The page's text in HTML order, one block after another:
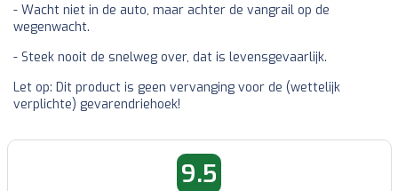
- Wacht niet in de auto, maar achter de vangrail op de
wegenwacht.
- Steek nooit de snelweg over, dat is levensgevaarlijk.
Let op: Dit product is geen vervanging voor de (wettelijk
verplichte) gevarendriehoek!
9.5